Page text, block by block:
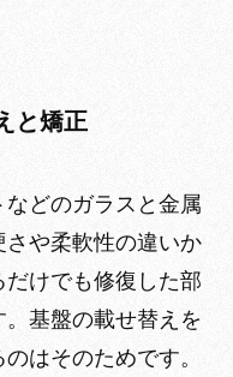
と矯正
どのガラスと金属
や柔軟性の違いか
けでも修復した部
基盤の載せ替えを
はそのためです。